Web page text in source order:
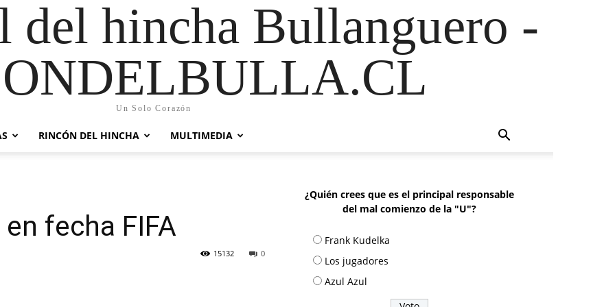
hincha Bullanguero -
Un Solo Corazón
RINCÓN DEL HINCHA MULTIMEDIA
fecha FIFA
0
15132
¿Quién crees que es el principal responsable
del mal comienzo de la "U"?
Frank Kudelka
Los jugadores
Azul Azul